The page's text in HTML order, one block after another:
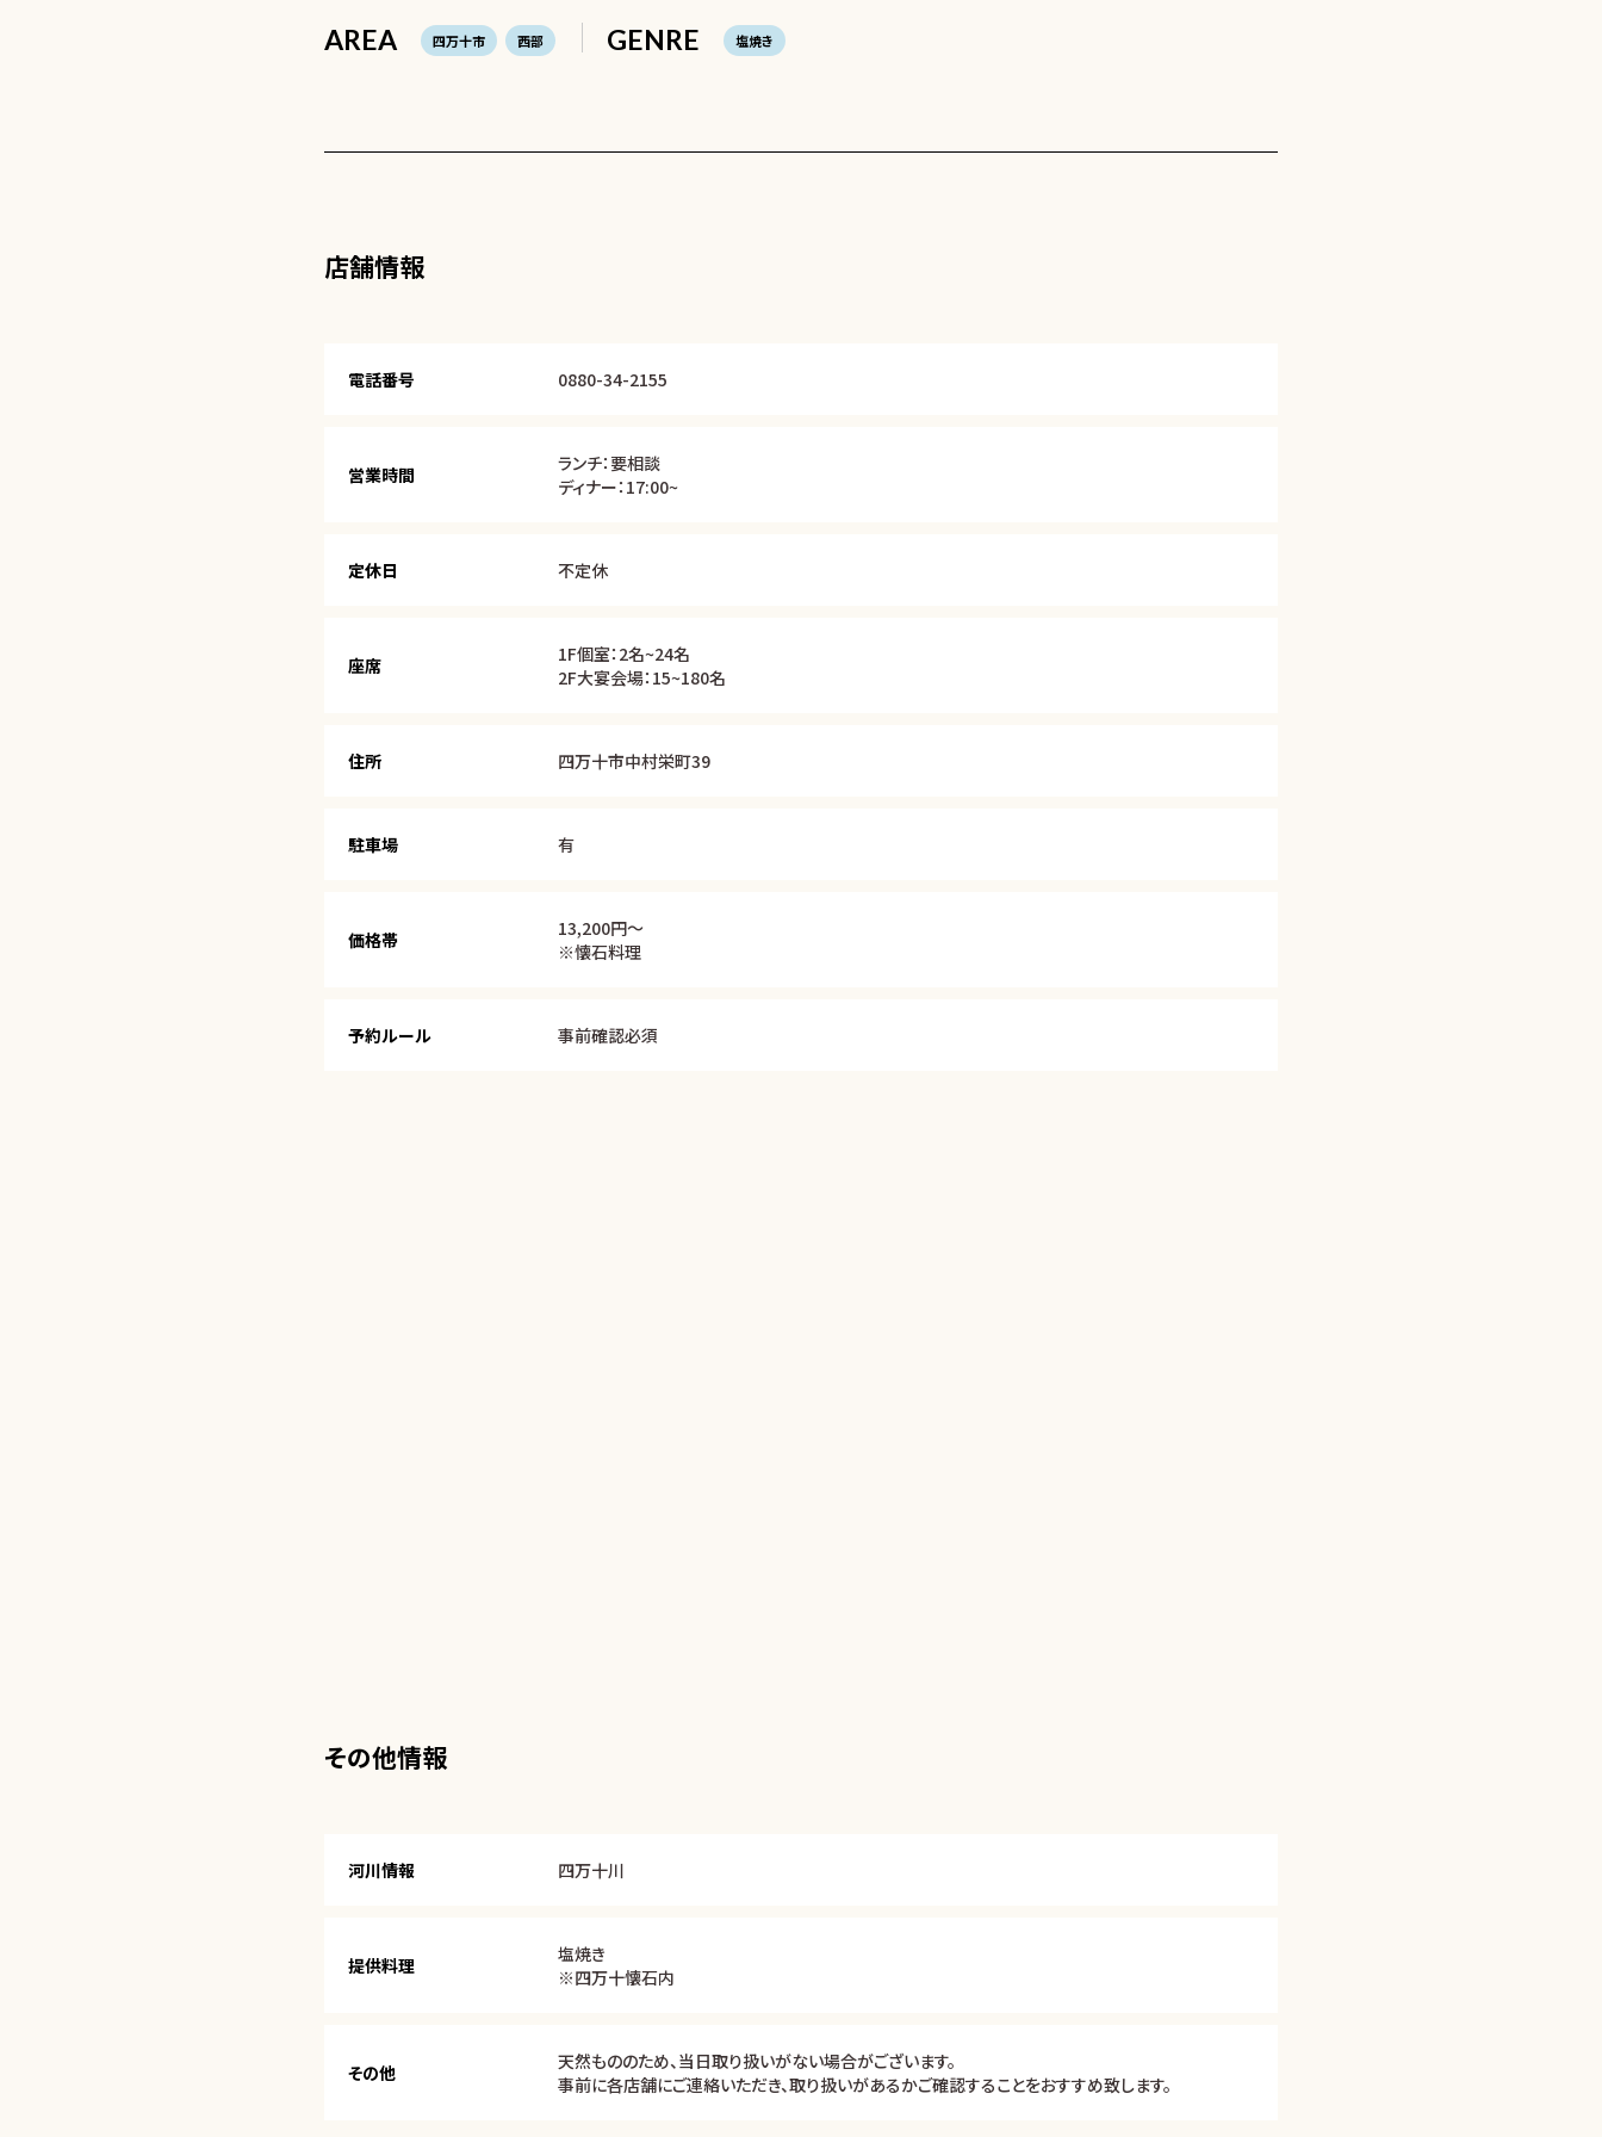
AREA 四万十市 西部 GENRE 塩焼き
店舗情報
電話番号 0880-34-2155
営業時間
ランチ：要相談
ディナー：17:00~
定休日 不定休
座席
1F個室：2名~24名
2F大宴会場：15~180名
住所 四万十市中村栄町39
駐車場 有
価格帯
13,200円〜
※懐石料理
予約ルール 事前確認必須
その他情報
河川情報 四万十川
提供料理
塩焼き
※四万十懐石内
その他
天然もののため、当日取り扱いがない場合がございます。
事前に各店舗にご連絡いただき、取り扱いがあるかご確認することをおすすめ致します。